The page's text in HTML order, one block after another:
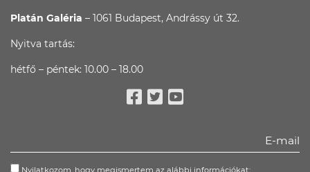
Platán Galéria – 1061 Budapest, Andrássy út 32.
Nyitva tartás:
hétfő – péntek: 10.00 – 18.00